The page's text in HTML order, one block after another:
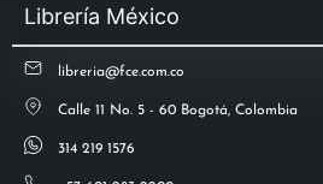
Librería México
libreria@fce.com.co
Calle 11 No. 5 - 60 Bogotá, Colombia
314 219 1576